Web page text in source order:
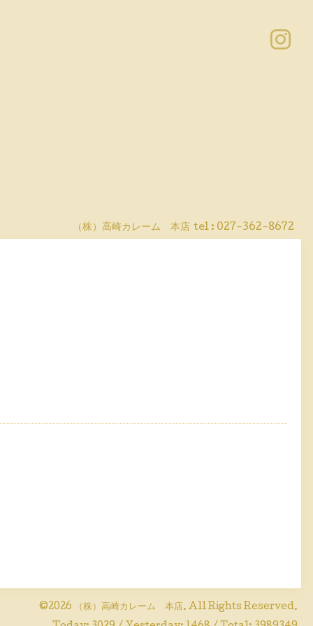
（株）高崎カレーム 本店 tel : 027-362-8672
©2026 （株）高崎カレーム 本店. All Rights Reserved.